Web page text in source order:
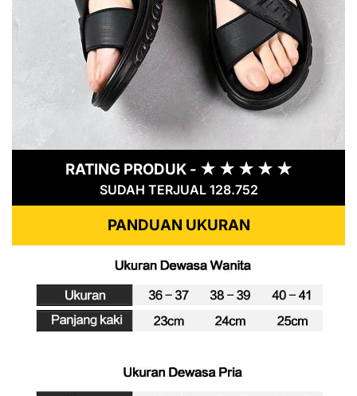
RATING PRODUK - ★ ★ ★ ★ ★
SUDAH TERJUAL 128.752
PANDUAN UKURAN